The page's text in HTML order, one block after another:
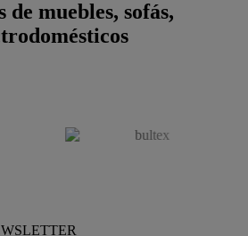
de muebles, sofás,